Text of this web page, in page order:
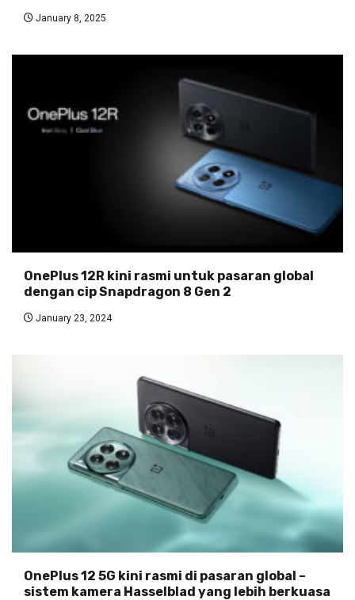
January 8, 2025
OnePlus 12R kini rasmi untuk pasaran global
dengan cip Snapdragon 8 Gen 2
January 23, 2024
OnePlus 12 5G kini rasmi di pasaran global –
sistem kamera Hasselblad yang lebih berkuasa